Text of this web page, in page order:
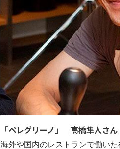
「ペレグリーノ」 高橋隼人さん
海外や国内のレストランで働い